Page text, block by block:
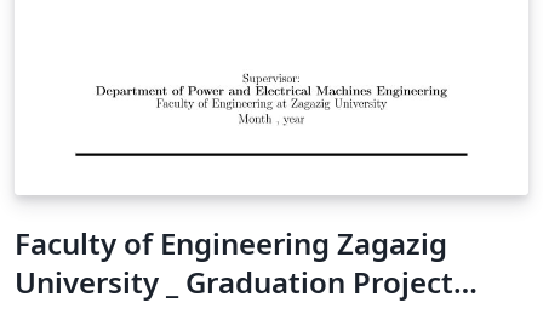
Faculty of Engineering Zagazig
University _ Graduation Project